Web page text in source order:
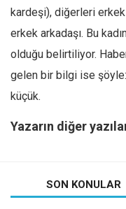
Leyla Şerif Emin
Selçuk Türkyılmaz
Bağdagül Öz
» Yazar arşivi
kardeşi), diğerleri erkek
erkek arkadaşı. Bu
olduğu belirtiliyor.
gelen bir bilgi ise şöyle:
küçük.
Yazarın diğer
SON KONULAR